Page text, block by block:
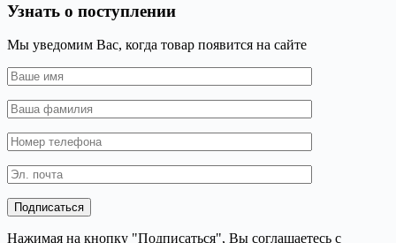
Узнать о поступлении
Мы уведомим Вас, когда товар появится на сайте
Нажимая на кнопку "Подписаться", Вы соглашаетесь с